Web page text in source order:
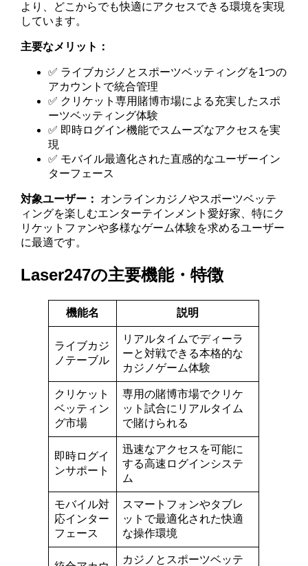
より、どこからでも快適にアクセスできる環境を実現
しています。
主要なメリット：
✅ ライブカジノとスポーツベッティングを1つの
アカウントで統合管理
✅ クリケット専用賭博市場による充実したスポ
ーツベッティング体験
✅ 即時ログイン機能でスムーズなアクセスを実
現
✅ モバイル最適化された直感的なユーザーイン
ターフェース
対象ユーザー：
オンラインカジノやスポーツベッテ
ィングを楽しむエンターテインメント愛好家、特にク
リケットファンや多様なゲーム体験を求めるユーザー
に最適です。
Laser247の主要機能・特徴
機能名 説明
ライブカジ
ノテーブル
リアルタイムでディーラ
ーと対戦できる本格的な
カジノゲーム体験
クリケット
ベッティン
グ市場
専用の賭博市場でクリケ
ット試合にリアルタイム
で賭けられる
即時ログイ
ンサポート
迅速なアクセスを可能に
する高速ログインシステ
ム
モバイル対
応インター
フェース
スマートフォンやタブレ
ットで最適化された快適
な操作環境
カジノとスポーツベッテ